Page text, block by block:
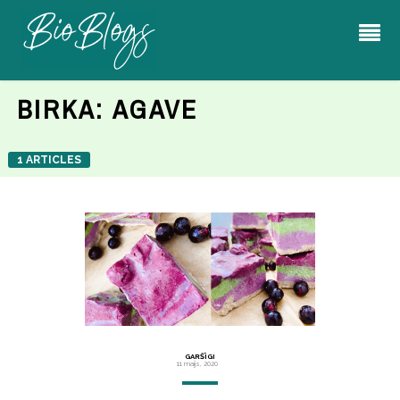
BIRKA:AGAVE
1 ARTICLES
GARŠĪGI
11 maijs, 2020